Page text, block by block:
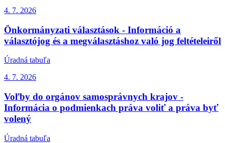
4. 7. 2026
Önkormányzati választások - Információ a
választójog és a megválasztáshoz való jog feltételeiről
Úradná tabuľa
4. 7. 2026
Voľby do orgánov samosprávnych krajov -
Informácia o podmienkach práva voliť a práva byť
volený
Úradná tabuľa